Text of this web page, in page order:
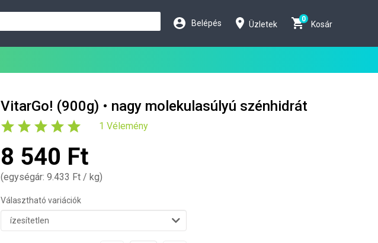
Belépés Üzletek
0
Kosár
VitarGo! (900g) • nagy molekulasúlyú szénhidrát
1 Vélemény
8 540 Ft
(egységár: 9.433 Ft / kg)
Választható variációk